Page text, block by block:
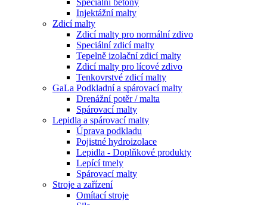
Injektážní malty
Zdicí malty
Zdicí malty pro normální zdivo
Speciální zdicí malty
Tepelně izolační zdicí malty
Zdicí malty pro lícové zdivo
Tenkovrstvé zdicí malty
GaLa Podkladní a spárovací malty
Drenážní potěr / malta
Spárovací malty
Lepidla a spárovací malty
Úprava podkladu
Pojistné hydroizolace
Lepidla - Doplňkové produkty
Lepící tmely
Spárovací malty
Stroje a zařízení
Omítací stroje